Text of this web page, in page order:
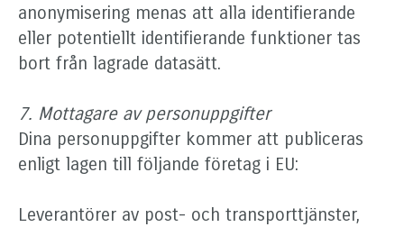
anonymisering menas att alla identifierande
eller potentiellt identifierande funktioner tas
bort från lagrade datasätt.
7. Mottagare av personuppgifter
Dina personuppgifter kommer att publiceras
enligt lagen till följande företag i EU:
Leverantörer av post- och transporttjänster,